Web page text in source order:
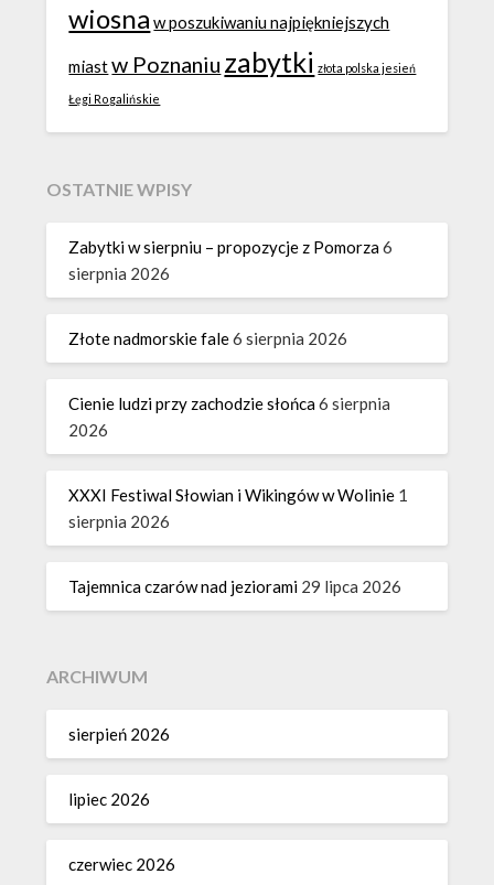
wiosna w poszukiwaniu najpiękniejszych
miastw Poznaniu zabytki złota polska jesień
Łęgi Rogalińskie
OSTATNIE WPISY
Zabytki w sierpniu – propozycje z Pomorza6
sierpnia 2026
Złote nadmorskie fale6 sierpnia 2026
Cienie ludzi przy zachodzie słońca6 sierpnia
2026
XXXI Festiwal Słowian i Wikingów w Wolinie 1
sierpnia 2026
Tajemnica czarów nad jeziorami 29 lipca 2026
ARCHIWUM
sierpień 2026
lipiec 2026
czerwiec 2026